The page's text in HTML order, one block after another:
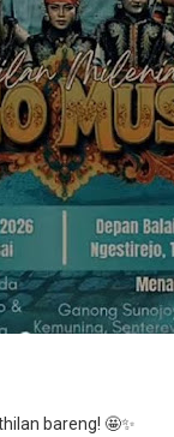
bareng! 🤩✨